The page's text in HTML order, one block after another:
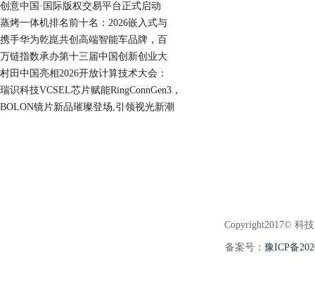
创意中国·国际版权交易平台正式启动
蒸烤一体机排名前十名：2026嵌入式与
携手华为乾崑共创高端智能车品牌，百
万链指数承办第十三届中国创新创业大
村田中国亮相2026开放计算技术大会：
瑞识科技VCSEL芯片赋能RingConnGen3，
BOLON镜片新品璀璨登场,引领视光新潮
Copyright2017© 科
备案号： 豫ICP备